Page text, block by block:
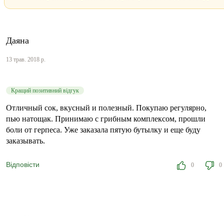
Даяна
13 трав. 2018 р.
Кращий позитивний відгук
Отличный сок, вкусный и полезный. Покупаю регулярно,
пью натощак. Принимаю с грибным комплексом, прошли
боли от герпеса. Уже заказала пятую бутылку и еще буду
заказывать.
Відповісти 0 0